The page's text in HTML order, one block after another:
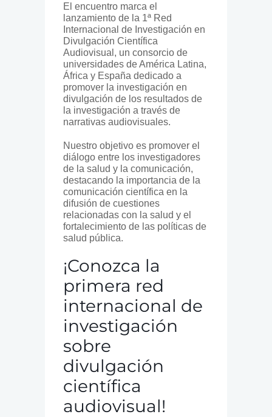
El encuentro marca el
lanzamiento de la 1ª Red
Internacional de Investigación en
Divulgación Científica
Audiovisual, un consorcio de
universidades de América Latina,
África y España dedicado a
promover la investigación en
divulgación de los resultados de
la investigación a través de
narrativas audiovisuales.
Nuestro objetivo es promover el
diálogo entre los investigadores
de la salud y la comunicación,
destacando la importancia de la
comunicación científica en la
difusión de cuestiones
relacionadas con la salud y el
fortalecimiento de las políticas de
salud pública.
¡Conozca la
primera red
internacional de
investigación
sobre
divulgación
científica
audiovisual!